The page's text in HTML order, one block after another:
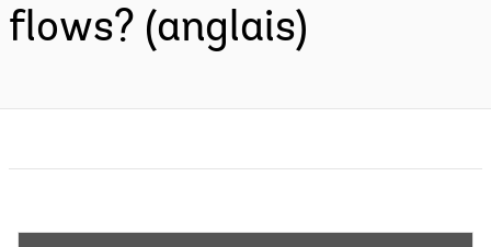
flows? (anglais)